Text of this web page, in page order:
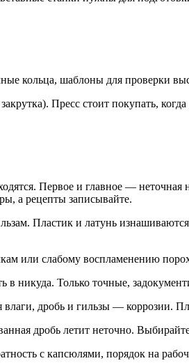
кольца, шаблоны для проверки
Пресс стоит покупать,
Первое и главное — неточная
а рецепты записывайте.
Пластик и латунь
или слабому воспламенению
никуда. Только точные,
дробь и гильзы — коррозии.
дробь летит неточно.
с капсюлями, порядок на